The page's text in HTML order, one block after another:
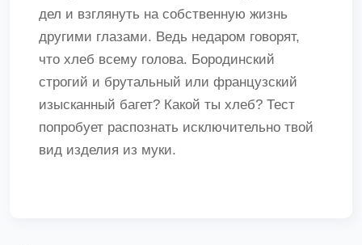
дел и взглянуть на собственную жизнь
другими глазами. Ведь недаром говорят,
что хлеб всему голова. Бородинский
строгий и брутальный или французский
изысканный багет? Какой ты хлеб? Тест
попробует распознать исключительно твой
вид изделия из муки.